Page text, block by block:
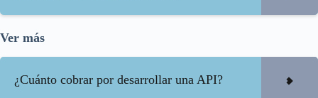
Ver más
¿Cuánto cobrar por desarrollar una API?